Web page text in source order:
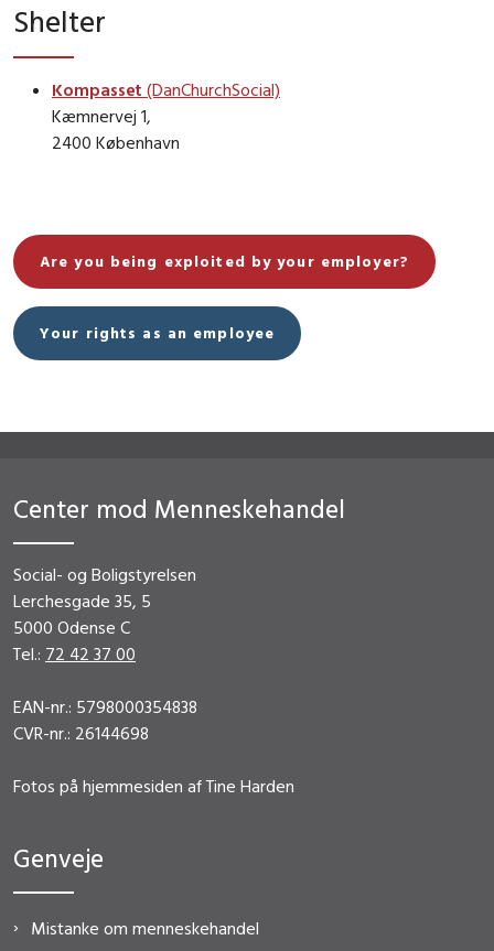
Shelter
Kompasset (DanChurchSocial)
Kæmnervej 1,
2400 København
Are you being exploited by your employer?
Your rights as an employee
Center mod Menneskehandel
Social- og Boligstyrelsen
Lerchesgade 35, 5
5000 Odense C
Tel.: 72 42 37 00
EAN-nr.: 5798000354838
CVR-nr.: 26144698
Fotos på hjemmesiden af Tine Harden
Genveje
Mistanke om menneskehandel